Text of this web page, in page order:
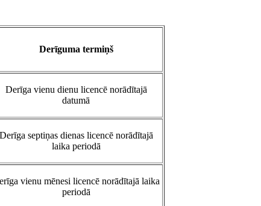
Derīguma termiņš
Derīga vienu dienu licencē norādītajā
datumā
Derīga septiņas dienas licencē norādītajā
laika periodā
vienu mēnesi licencē norādītajā laika
periodā